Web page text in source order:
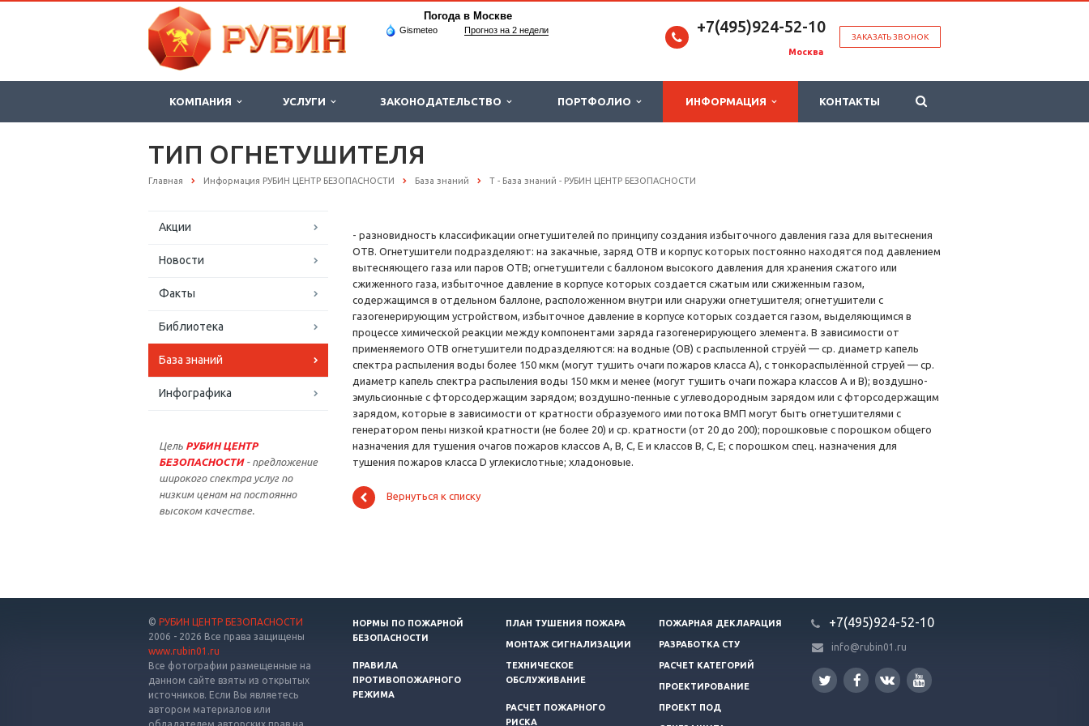
Погода в Москве
Gismeteo Прогноз на 2 недели
ЗАКАЗАТЬ ЗВОНОК
+7(495)924-52-10
Москва
КОМПАНИЯ УСЛУГИ ЗАКОНОДАТЕЛЬСТВО ПОРТФОЛИО ИНФОРМАЦИЯ КОНТАКТЫ
ТИП ОГНЕТУШИТЕЛЯ
Главная Информация РУБИН ЦЕНТР БЕЗОПАСНОСТИ База знаний Т - База знаний - РУБИН ЦЕНТР БЕЗОПАСНОСТИ
Акции
Новости
Факты
Библиотека
База знаний
Инфографика
Цель РУБИН ЦЕНТР
БЕЗОПАСНОСТИ - предложение
широкого спектра услуг по
низким ценам на постоянно
высоком качестве.
- разновидность классификации огнетушителей по принципу создания избыточного давления газа для вытеснения
ОТВ. Огнетушители подразделяют: на закачные, заряд ОТВ и корпус которых постоянно находятся под давлением
вытесняющего газа или паров ОТВ; огнетушители с баллоном высокого давления для хранения сжатого или
сжиженного газа, избыточное давление в корпусе которых создается сжатым или сжиженным газом,
содержащимся в отдельном баллоне, расположенном внутри или снаружи огнетушителя; огнетушители с
газогенерирующим устройством, избыточное давление в корпусе которых создается газом, выделяющимся в
процессе химической реакции между компонентами заряда газогенерирующего элемента. В зависимости от
применяемого ОТВ огнетушители подразделяются: на водные (ОВ) с распыленной струёй — ср. диаметр капель
спектра распыления воды более 150 мкм (могут тушить очаги пожаров класса А), с тонкораспылённой струей — ср.
диаметр капель спектра распыления воды 150 мкм и менее (могут тушить очаги пожара классов А и В); воздушно-
эмульсионные с фторсодержащим зарядом; воздушно-пенные с углеводородным зарядом или с фторсодержащим
зарядом, которые в зависимости от кратности образуемого ими потока ВМП могут быть огнетушителями с
генератором пены низкой кратности (не более 20) и ср. кратности (от 20 до 200); порошковые с порошком общего
назначения для тушения очагов пожаров классов А, В, С, Е и классов В, С, Е; с порошком спец. назначения для
тушения пожаров класса D углекислотные; хладоновые.
Вернуться к списку
© РУБИН ЦЕНТР БЕЗОПАСНОСТИ
2006 - 2026 Все права защищены
www.rubin01.ru
Все фотографии размещенные на
данном сайте взяты из открытых
источников. Если Вы являетесь
автором материалов или
НОРМЫ ПО ПОЖАРНОЙ
БЕЗОПАСНОСТИ
ПЛАН ТУШЕНИЯ ПОЖАРА ПОЖАРНАЯ ДЕКЛАРАЦИЯ
МОНТАЖ СИГНАЛИЗАЦИИ РАЗРАБОТКА СТУ
ПРАВИЛА
ПРОТИВОПОЖАРНОГО
РЕЖИМА
ТЕХНИЧЕСКОЕ
ОБСЛУЖИВАНИЕ
РАСЧЕТ КАТЕГОРИЙ
ПРОЕКТИРОВАНИЕ
РАСЧЕТ ПОЖАРНОГО
РИСКА
ПРОЕКТ ПОД
+7(495)924-52-10
info@rubin01.ru